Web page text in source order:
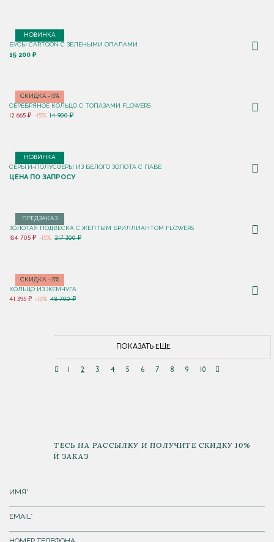
НОВИНКА
БУСЫ CARTOON С ЗЕЛЕНЫМИ ОПАЛАМИ
15 200 ₽
СКИДКА -15%
СЕРЕБРЯНОЕ КОЛЬЦО С ТОПАЗАМИ FLOWERS
12 665 ₽ -15% 14 900 ₽
НОВИНКА
СЕРЬГИ-ПОЛУСФЕРЫ ИЗ БЕЛОГО ЗОЛОТА С ПАВЕ
ЦЕНА ПО ЗАПРОСУ
ПРЕДЗАКАЗ
ЗОЛОТАЯ ПОДВЕСКА С ЖЕЛТЫМ БРИЛЛИАНТОМ FLOWERS
184 705 ₽ -15% 217 300 ₽
СКИДКА -15%
КОЛЬЦО ИЗ ЖЕМЧУГА
41 395 ₽ -15% 48 700 ₽
ПОКАЗАТЬ ЕЩЕ
2 3 4 5 6 7 8 9 10
ПОДПИШИТЕСЬ НА РАССЫЛКУ И ПОЛУЧИТЕ СКИДКУ 10%
НА ПЕРВЫЙ ЗАКАЗ